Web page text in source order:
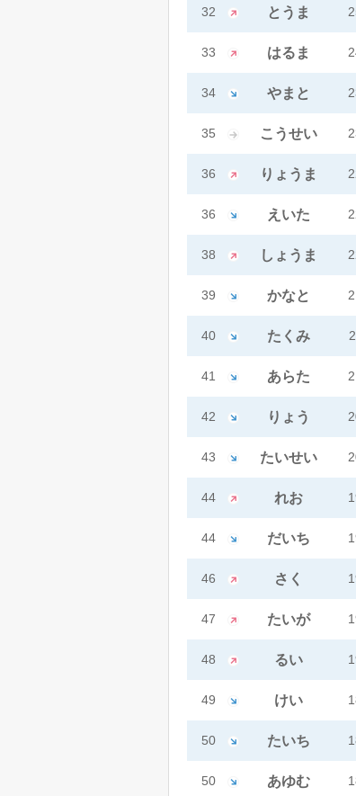
32 とうま
33 はるま
34 やまと
35 こうせい
36 りょうま
36 えいた
38 しょうま
39 かなと
40 たくみ
41 あらた
42 りょう
43 たいせい
44 れお
44 だいち
46 さく
47 たいが
48 るい
49 けい
50 たいち
50 あゆむ